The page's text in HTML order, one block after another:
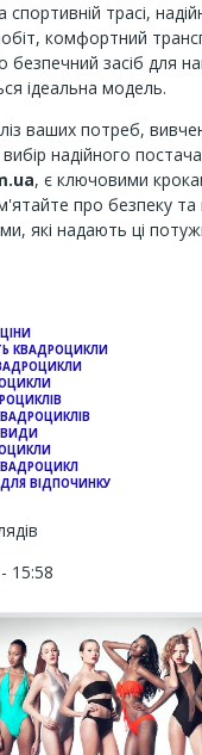
спортивній трасі,
комфортний
засіб для
ідеальна модель.
ваших потреб,
вибір надійного
, є ключовими
про безпеку
які надають ці
КВАДРОЦИКЛИ
ВІДПОЧИНКУ
15:58